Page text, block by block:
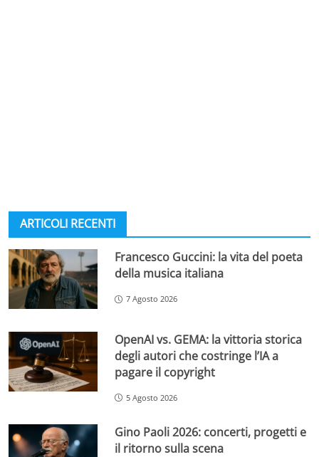
ARTICOLI RECENTI
Francesco Guccini: la vita del poeta
della musica italiana
7 Agosto 2026
OpenAI vs. GEMA: la vittoria storica
degli autori che costringe l’IA a
pagare il copyright
5 Agosto 2026
Gino Paoli 2026: concerti, progetti e
il ritorno sulla scena